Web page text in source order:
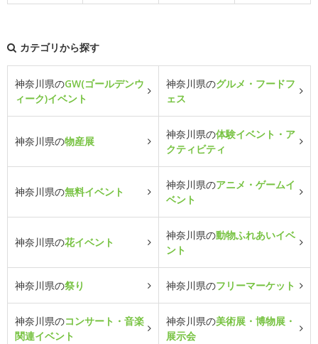
カテゴリから探す
神奈川県のGW(ゴールデンウ
ィーク)イベント
神奈川県のグルメ・フードフ
ェス
神奈川県の物産展
神奈川県の体験イベント・ア
クティビティ
神奈川県の無料イベント
神奈川県のアニメ・ゲームイ
ベント
神奈川県の花イベント
神奈川県の動物ふれあいイベ
ント
神奈川県の祭り 神奈川県のフリーマーケット
神奈川県のコンサート・音楽
関連イベント
神奈川県の美術展・博物展・
展示会